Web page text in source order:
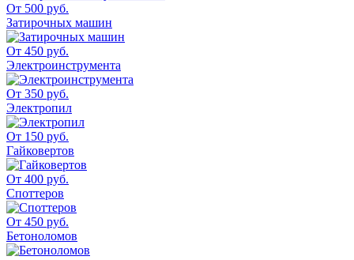
От 500 руб.
Затирочных машин
От 450 руб.
Электроинструмента
От 350 руб.
Электропил
От 150 руб.
Гайковертов
От 400 руб.
Споттеров
От 450 руб.
Бетоноломов